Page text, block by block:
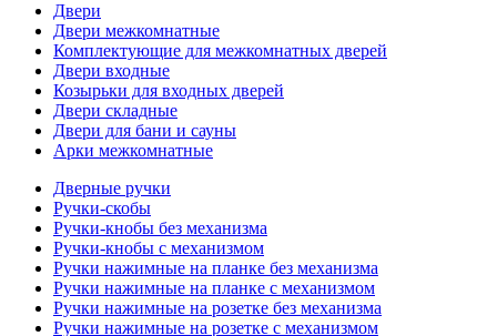
Двери
Двери межкомнатные
Комплектующие для межкомнатных дверей
Двери входные
Козырьки для входных дверей
Двери складные
Двери для бани и сауны
Арки межкомнатные
Дверные ручки
Ручки-скобы
Ручки-кнобы без механизма
Ручки-кнобы с механизмом
Ручки нажимные на планке без механизма
Ручки нажимные на планке с механизмом
Ручки нажимные на розетке без механизма
Ручки нажимные на розетке с механизмом